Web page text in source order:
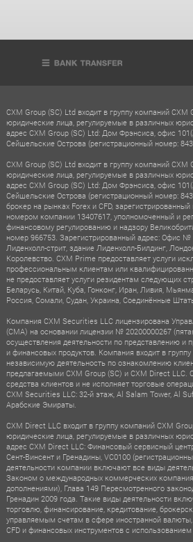
CXM Group (SC) Ltd входит в группу компаний CXM
юридические лица, регулируемые в различных
адрес CXM Group (SC) Ltd: Дом Фрэнсиса, офис
Сейшельские Острова (регистрационный номер:
CXM Group (SC) Ltd входит в группу компаний CXM
юридические лица, регулируемые в различных
адрес CXM Group (SC) Ltd: Дом Фрэнсиса, офис
Сейшельские Острова (регистрационный номер:
брокер на рынках Forex и CFD,
номером компании 13407617, уполномоченный и
финансовому регулированию и надзору
номер 966753. Зарегистрированный адрес: Офис №
Лиденхолл-стрит, здание Лиденхолл-Билдинг,
Королевство. CXM Prime предоставляет услуги
профессиональным клиентам или
не предоставляет услуги резидентам следующих
Беларусь, Китай, Куба, Гонконг, Иран, Ливия,
Россия, Сомали, Судан, Украина, Соединённые
Компания CXM Securities LLC лицензирована
(CMA) на основании лицензии № 20200000267
осуществления деятельности по представлению и
и финансовых продуктов. Компания входит в
независимую деятельность по ознакомлению
предлагаемыми CXM Group (SC) и CXM Direct LLC.
средства клиентов и не исполняет торговые
CXM Securities LLC: 32-й этаж, Al Salam Tower, Al
Арабские Эмираты.
CXM Direct LLC входит в группу компаний CXM
юридические лица, регулируемые в различных
адрес CXM Direct LLC: Финансовый сервисный
Сент-Винсент и Гренадины, VC0100
деятельности компании включают все виды
Законом о международных коммерческих
дополнениями), Глава 149 Пересмотренного
Гренадин 2009 года. Такие виды деятельности
торговлю, финансирование, кредитование,
управляемым счетам в сфере иностранной валюты,
CFD и финансовых инструментов с использованием